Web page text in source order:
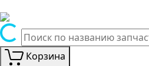
Корзина